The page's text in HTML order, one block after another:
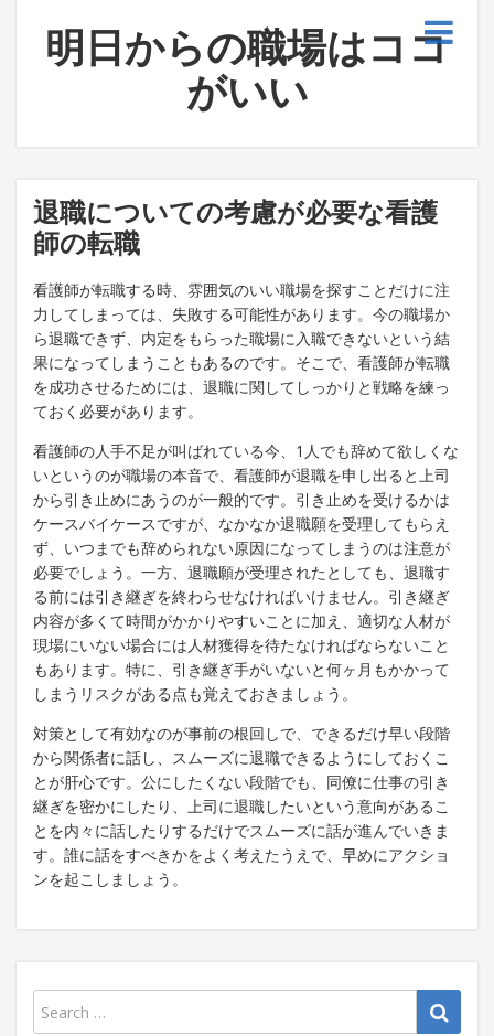
明日からの職場はココ
がいい
退職についての考慮が必要な看護
師の転職
看護師が転職する時、雰囲気のいい職場を探すことだけに注
力してしまっては、失敗する可能性があります。今の職場か
ら退職できず、内定をもらった職場に入職できないという結
果になってしまうこともあるのです。そこで、看護師が転職
を成功させるためには、退職に関してしっかりと戦略を練っ
ておく必要があります。
看護師の人手不足が叫ばれている今、1人でも辞めて欲しくな
いというのが職場の本音で、看護師が退職を申し出ると上司
から引き止めにあうのが一般的です。引き止めを受けるかは
ケースバイケースですが、なかなか退職願を受理してもらえ
ず、いつまでも辞められない原因になってしまうのは注意が
必要でしょう。一方、退職願が受理されたとしても、退職す
る前には引き継ぎを終わらせなければいけません。引き継ぎ
内容が多くて時間がかかりやすいことに加え、適切な人材が
現場にいない場合には人材獲得を待たなければならないこと
もあります。特に、引き継ぎ手がいないと何ヶ月もかかって
しまうリスクがある点も覚えておきましょう。
対策として有効なのが事前の根回しで、できるだけ早い段階
から関係者に話し、スムーズに退職できるようにしておくこ
とが肝心です。公にしたくない段階でも、同僚に仕事の引き
継ぎを密かにしたり、上司に退職したいという意向があるこ
とを内々に話したりするだけでスムーズに話が進んでいきま
す。誰に話をすべきかをよく考えたうえで、早めにアクショ
ンを起こしましょう。